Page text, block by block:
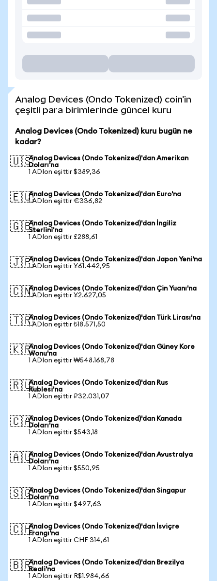
Analog Devices (Ondo Tokenized) coin'in
çeşitli para birimlerinde güncel kuru
Analog Devices (Ondo Tokenized) kuru bugün ne
kadar?
🇺🇸Analog Devices (Ondo Tokenized)'dan Amerikan
Doları'na
1 ADIon eşittir $389,36
🇪🇺Analog Devices (Ondo Tokenized)'dan Euro'na
1 ADIon eşittir €336,82
🇬🇧Analog Devices (Ondo Tokenized)'dan İngiliz
Sterlini'na
1 ADIon eşittir £288,61
🇯🇵Analog Devices (Ondo Tokenized)'dan Japon Yeni'na
1 ADIon eşittir ¥61.442,95
🇨🇳Analog Devices (Ondo Tokenized)'dan Çin Yuanı'na
1 ADIon eşittir ¥2.627,05
🇹🇷Analog Devices (Ondo Tokenized)'dan Türk Lirası'na
1 ADIon eşittir ₺18.571,50
🇰🇷Analog Devices (Ondo Tokenized)'dan Güney Kore
Wonu'na
1 ADIon eşittir ₩548.168,78
🇷🇺Analog Devices (Ondo Tokenized)'dan Rus
Rublesi'na
1 ADIon eşittir ₽32.031,07
🇨🇦Analog Devices (Ondo Tokenized)'dan Kanada
Doları'na
1 ADIon eşittir $543,18
🇦🇺Analog Devices (Ondo Tokenized)'dan Avustralya
Doları'na
1 ADIon eşittir $550,95
🇸🇬Analog Devices (Ondo Tokenized)'dan Singapur
Doları'na
1 ADIon eşittir $497,63
🇨🇭Analog Devices (Ondo Tokenized)'dan İsviçre
Frangı'na
1 ADIon eşittir CHF 314,61
🇧🇷Analog Devices (Ondo Tokenized)'dan Brezilya
Reali'na
1 ADIon eşittir R$1.984,66